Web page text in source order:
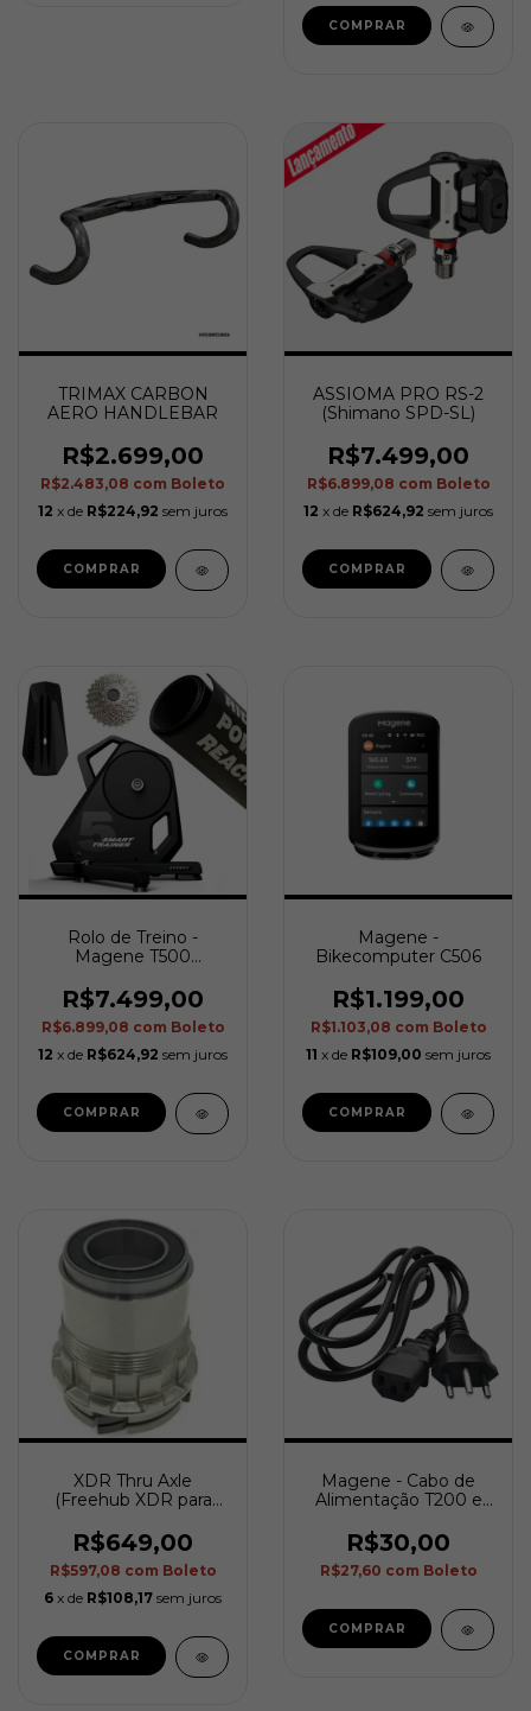
TRIMAX CARBON
AERO HANDLEBAR
R$2.699,00
R$2.483,08 com Boleto
12 x de R$224,92 sem juros
COMPRAR
ASSIOMA PRO RS-2
(Shimano SPD-SL)
R$7.499,00
R$6.899,08 com Boleto
12 x de R$624,92 sem juros
Rolo de Treino -
Magene T500
R$7.499,00
R$6.899,08 com Boleto
12 x de R$624,92 sem juros
Magene -
Bikecomputer C506
R$1.199,00
R$1.103,08 com Boleto
11 x de R$109,00 sem juros
XDR Thru Axle
(Freehub XDR para
R$649,00
R$597,08 com Boleto
6 x de R$108,17 sem juros
Magene - Cabo de
Alimentação T200 e
R$30,00
R$27,60 com Boleto